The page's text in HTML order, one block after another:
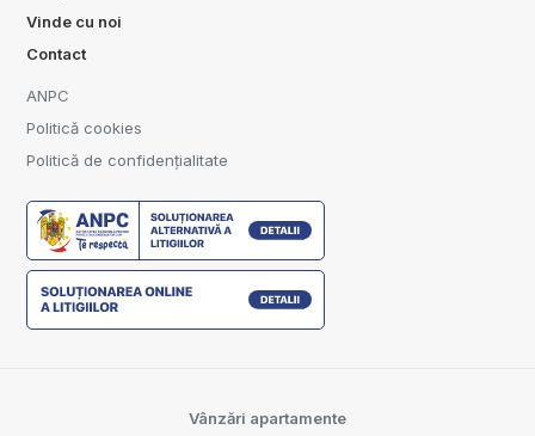
Vinde cu noi
Contact
ANPC
Politică cookies
Politică de confidențialitate
Vânzări apartamente